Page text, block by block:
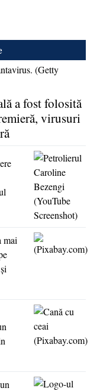
a fost folosită
virusuri
mai